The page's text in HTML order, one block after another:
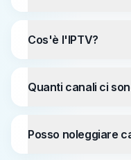
Cos'è l'IPTV?
Quanti canali ci
Posso noleggiare